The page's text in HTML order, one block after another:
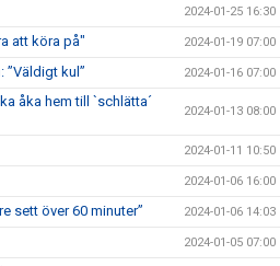
2024-01-25 16:30
att köra på" 2024-01-19 07:00
”Väldigt kul” 2024-01-16 07:00
åka hem till `schlätta´
2024-01-13 08:00
2024-01-11 10:50
2024-01-06 16:00
sett över 60 minuter” 2024-01-06 14:03
2024-01-05 07:00